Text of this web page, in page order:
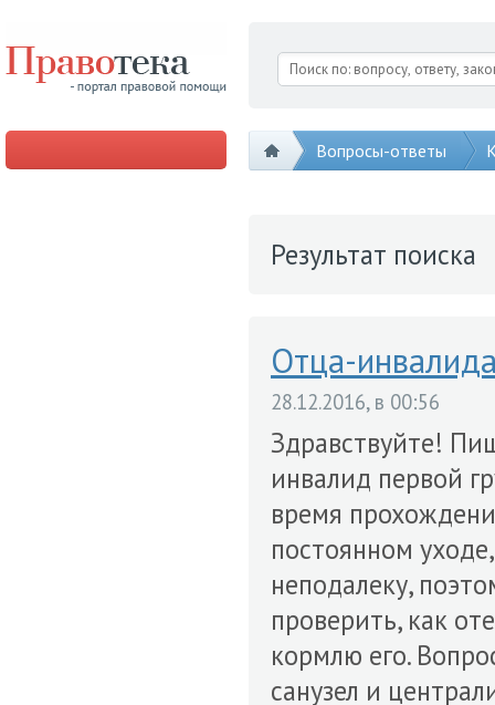
Вопросы-ответы
Результат поиска
Отца-
28.12.2016, в 00:56
Здравствуйте!
инвалид первой
время
постоянном
неподалеку,
проверить, как
кормлю его.
санузел и